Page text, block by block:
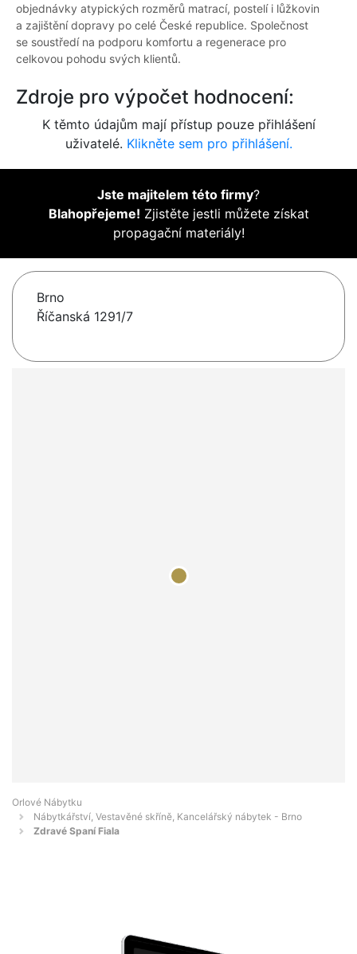
objednávky atypických rozměrů matrací, postelí i lůžkovin
a zajištění dopravy po celé České republice. Společnost
se soustředí na podporu komfortu a regenerace pro
celkovou pohodu svých klientů.
Zdroje pro výpočet hodnocení:
K těmto údajům mají přístup pouze přihlášení
uživatelé. Klikněte sem pro přihlášení.
Jste majitelem této firmy?
Blahopřejeme! Zjistěte jestli můžete získat
propagační materiály!
Brno
Říčanská 1291/7
Orlové Nábytku
Nábytkářství, Vestavěné skříně, Kancelářský nábytek - Brno
Zdravé Spaní Fiala